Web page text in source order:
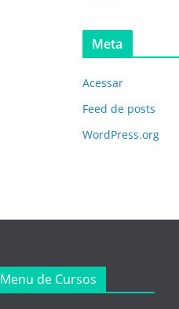
Meta
Acessar
Feed de posts
WordPress.org
Menu de Cursos